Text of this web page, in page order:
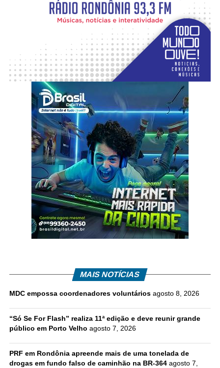
MAIS NOTÍCIAS
MDC empossa coordenadores voluntários agosto 8, 2026
“Só Se For Flash” realiza 11ª edição e deve reunir grande
público em Porto Velho agosto 7, 2026
PRF em Rondônia apreende mais de uma tonelada de
drogas em fundo falso de caminhão na BR-364 agosto 7,